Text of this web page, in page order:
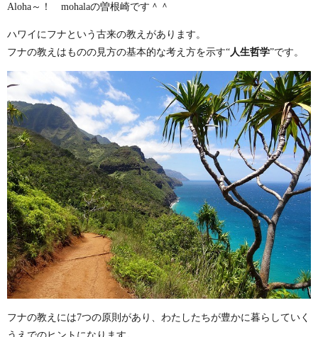
Aloha～！ mohalaの曽根崎です＾＾
ハワイにフナという古来の教えがあります。
フナの教えはものの見方の基本的な考え方を示す“ 人生哲学”です。
フナの教えには7つの原則があり、わたしたちが豊かに暮らしていく